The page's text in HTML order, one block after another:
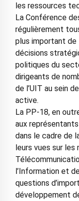
les ressources
La Conférence
régulièrement
plus important de
décisions
politiques du
dirigeants de
de l’UIT au sein
active.
La PP-18, en
aux
dans le cadre de
leurs vues sur
l’Information et
questions
développement